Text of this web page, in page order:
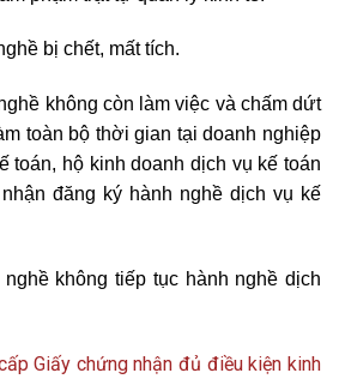
bị chết, mất tích.
không còn làm việc và chấm dứt
toàn bộ thời gian tại doanh nghiệp
toán, hộ kinh doanh dịch vụ kế toán
đăng ký hành nghề dịch vụ kế
không tiếp tục hành nghề dịch
Giấy chứng nhận đủ điều kiện kinh